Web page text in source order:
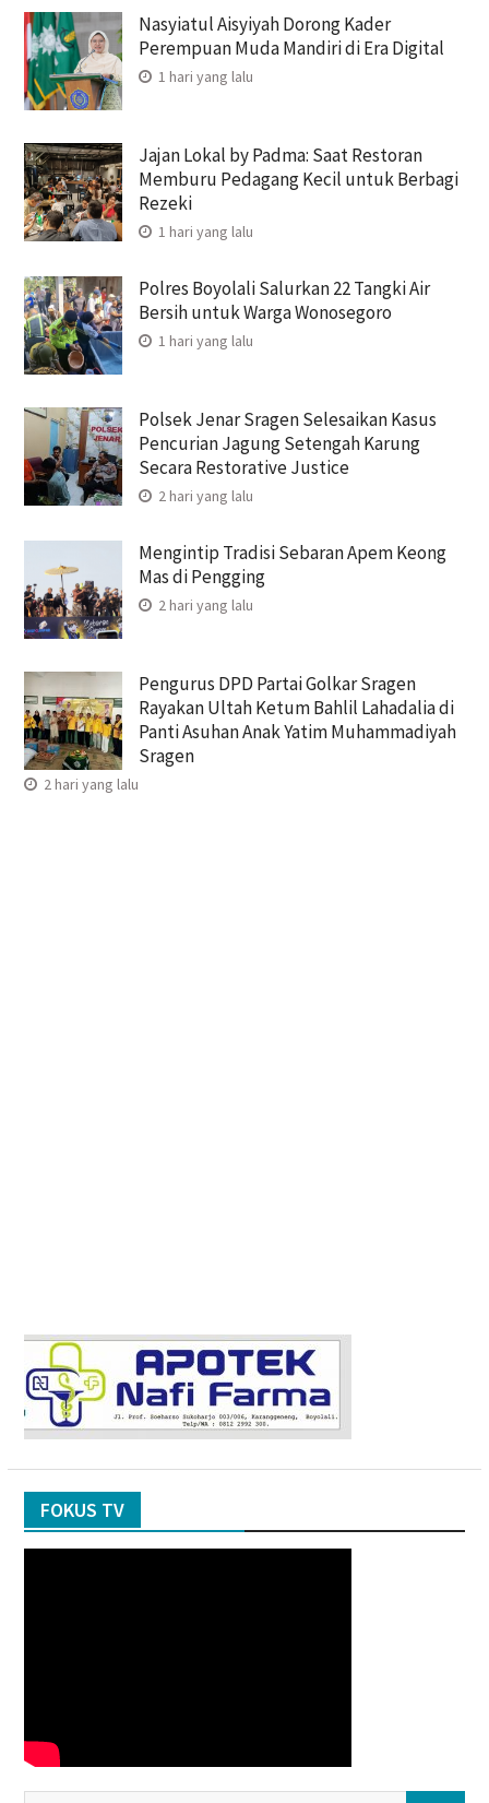
Nasyiatul Aisyiyah Dorong Kader
Perempuan Muda Mandiri di Era Digital
1 hari yang lalu
Jajan Lokal by Padma: Saat Restoran
Memburu Pedagang Kecil untuk Berbagi
Rezeki
1 hari yang lalu
Polres Boyolali Salurkan 22 Tangki Air
Bersih untuk Warga Wonosegoro
1 hari yang lalu
Polsek Jenar Sragen Selesaikan Kasus
Pencurian Jagung Setengah Karung
Secara Restorative Justice
2 hari yang lalu
Mengintip Tradisi Sebaran Apem Keong
Mas di Pengging
2 hari yang lalu
Pengurus DPD Partai Golkar Sragen
Rayakan Ultah Ketum Bahlil Lahadalia di
Panti Asuhan Anak Yatim Muhammadiyah
Sragen
2 hari yang lalu
FOKUS TV